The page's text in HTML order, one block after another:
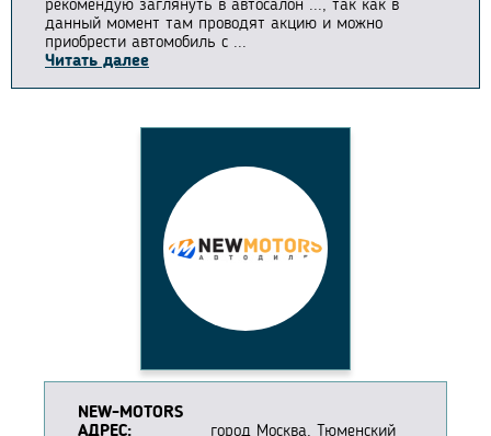
рекомендую заглянуть в автосалон ..., так как в
данный момент там проводят акцию и можно
приобрести автомобиль с ...
Читать далее
NEW-MOTORS
АДРЕС:
город Москва, Тюменский